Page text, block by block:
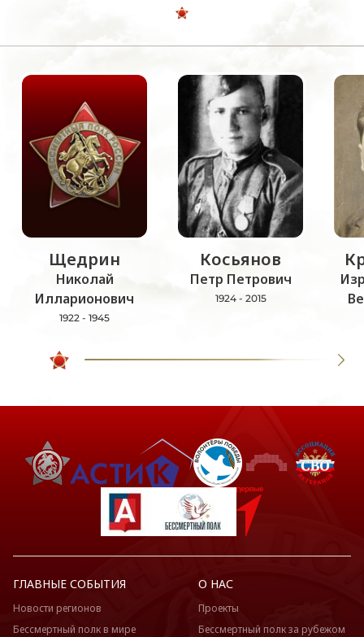
Щедрин
Николай
Илларионович
1922 - 1945
Косьянов
Петр Петрович
1924 - 2015
ГЛАВНЫЕ СОБЫТИЯ
Новости регионов
Бессмертный полк в мире
О НАС
Проекты
Бессмертный полк за рубежом